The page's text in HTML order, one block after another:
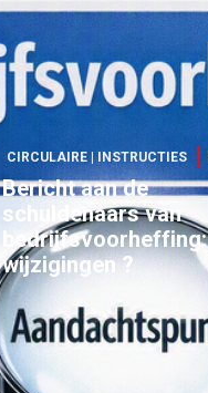
CIRCULAIRE | INSTRUCTIES
Bericht aan de
schuldenaars van
bedrijfsvoorheffing:
wijzigingen ?